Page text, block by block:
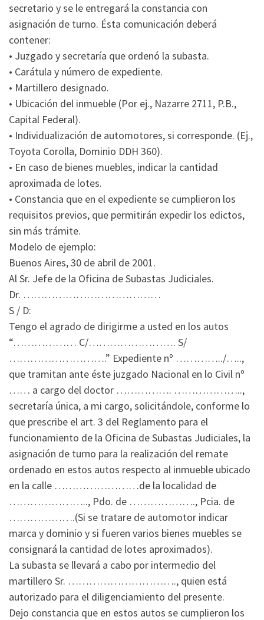
secretario y se le entregará la constancia con
asignación de turno. Ésta comunicación deberá
contener:
• Juzgado y secretaría que ordenó la subasta.
• Carátula y número de expediente.
• Martillero designado.
• Ubicación del inmueble (Por ej., Nazarre 2711, P.B.,
Capital Federal).
• Individualización de automotores, si corresponde. (Ej.,
Toyota Corolla, Dominio DDH 360).
• En caso de bienes muebles, indicar la cantidad
aproximada de lotes.
• Constancia que en el expediente se cumplieron los
requisitos previos, que permitirán expedir los edictos,
sin más trámite.
Modelo de ejemplo:
Buenos Aires, 30 de abril de 2001.
Al Sr. Jefe de la Oficina de Subastas Judiciales.
Dr. …………………………………
S / D:
Tengo el agrado de dirigirme a usted en los autos
“……………… C/……………………. S/
……………………….” Expediente nº …………../…..,
que tramitan ante éste juzgado Nacional en lo Civil nº
…… a cargo del doctor ……………. ………………..,
secretaría única, a mi cargo, solicitándole, conforme lo
que prescribe el art. 3 del Reglamento para el
funcionamiento de la Oficina de Subastas Judiciales, la
asignación de turno para la realización del remate
ordenado en estos autos respecto al inmueble ubicado
en la calle ……………………de la localidad de
………………….., Pdo. de ………………., Pcia. de
……………….(Si se tratare de automotor indicar
marca y dominio y si fueren varios bienes muebles se
consignará la cantidad de lotes aproximados).
La subasta se llevará a cabo por intermedio del
martillero Sr. …………………………., quien está
autorizado para el diligenciamiento del presente.
Dejo constancia que en estos autos se cumplieron los